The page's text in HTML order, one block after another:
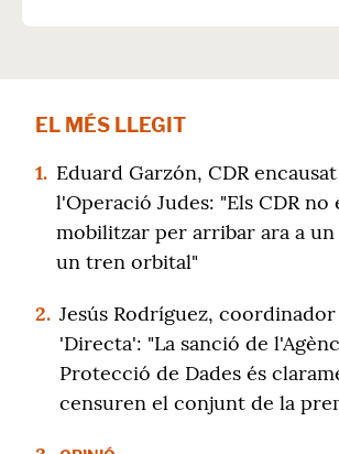
EL MÉS LLEGIT
1. Eduard Garzón, CDR
l'Operació Judes: "Els CDR no
mobilitzar per arribar ara a
un tren orbital"
2. Jesús Rodríguez,
'Directa': "La sanció de
Protecció de Dades és
censuren el conjunt de la